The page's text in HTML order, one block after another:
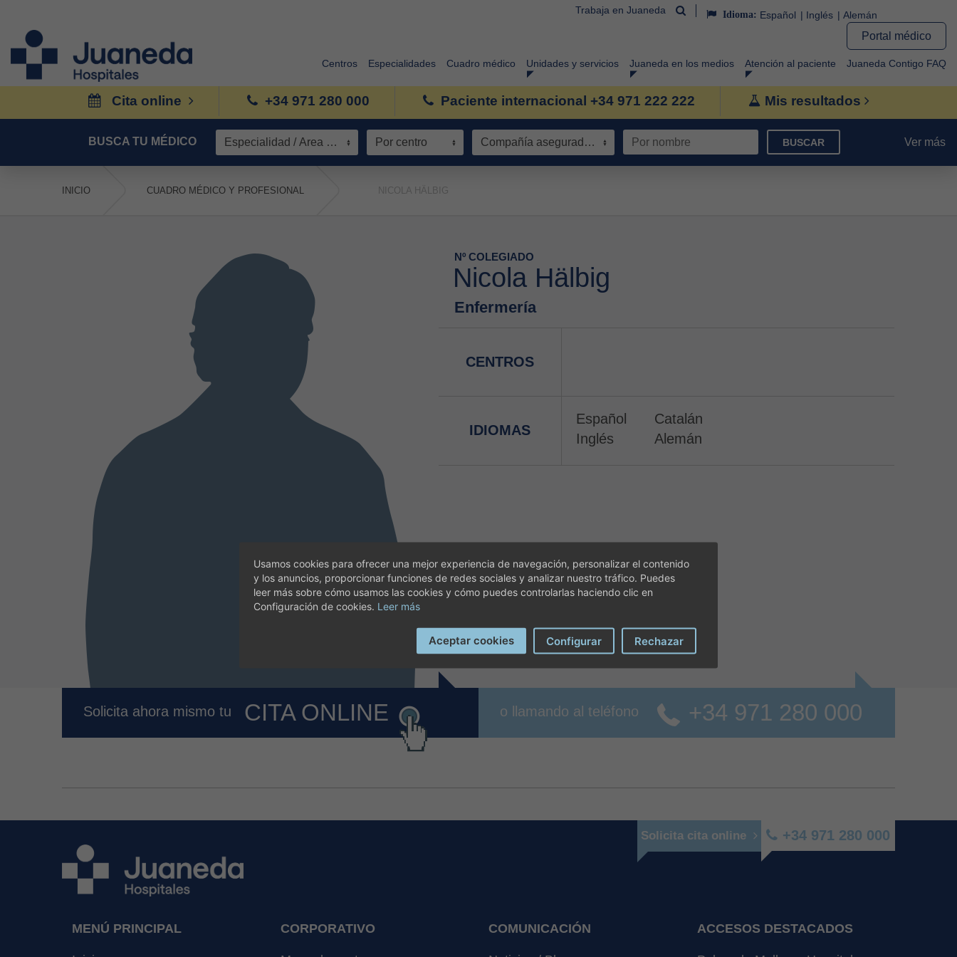
Trabaja en Juaneda Idioma: Español Inglés Alemán
Portal médico
Centros Especialidades Cuadro médico Unidades y servicios Juaneda en los medios Atención al paciente Juaneda Contigo FAQ
Cita online +34 971 280 000 Paciente internacional +34 971 222 222 Mis resultados
BUSCA TU MÉDICO Especialidad / Área de conocimiento Por centro Compañía aseguradora BUSCAR Ver más
INICIO CUADRO MÉDICO Y PROFESIONAL NICOLA HÄLBIG
Nº COLEGIADO
Nicola Hälbig
Enfermería
CENTROS
IDIOMAS
Español
Catalán
Inglés
Alemán
Solicita ahora mismo tu CITA ONLINE o llamando al teléfono +34 971 280 000
Solicita cita online +34 971 280 000
MENÚ PRINCIPAL CORPORATIVO COMUNICACIÓN ACCESOS DESTACADOS
Usamos cookies para ofrecer una mejor experiencia de navegación, personalizar el contenido
y los anuncios, proporcionar funciones de redes sociales y analizar nuestro tráfico. Puedes
leer más sobre cómo usamos las cookies y cómo puedes controlarlas haciendo clic en
Configuración de cookies. Leer más
Aceptar cookies Configurar Rechazar